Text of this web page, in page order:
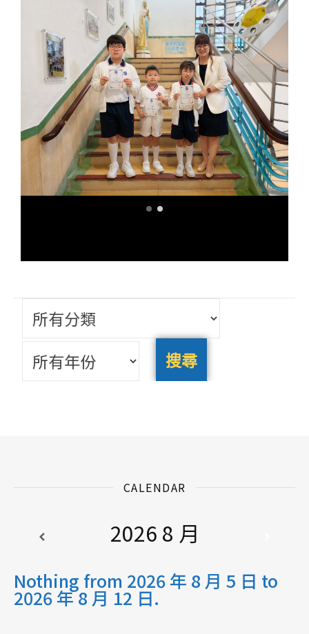
CALENDAR
2026 8 月
Nothing from 2026 年 8 月 5 日 to
2026 年 8 月 12 日.